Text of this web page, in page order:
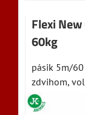
Flexi
60kg
pásik 5m/60
zdvihom,